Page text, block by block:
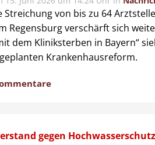
Streichung von bis zu 64
Regensburg verschärft sich
dem Kliniksterben in Bayern“
Krankenhausreform.
gegen